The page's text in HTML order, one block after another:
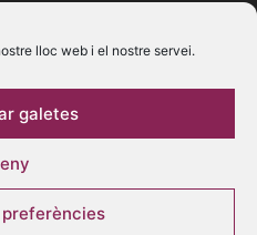
lloc web i el nostre servei.
galetes
nos